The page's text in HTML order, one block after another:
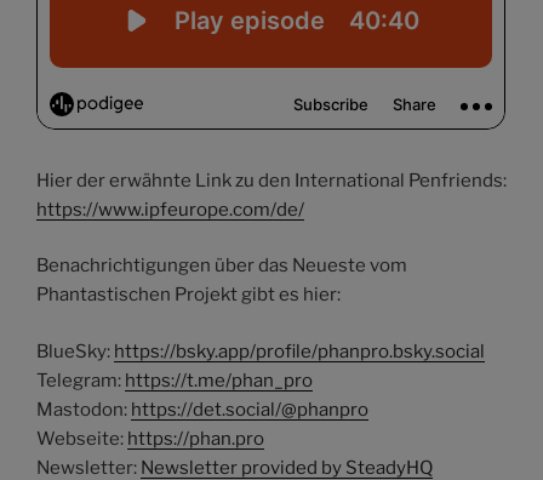
Hier der erwähnte Link zu den International Penfriends:
https://www.ipfeurope.com/de/
Benachrichtigungen über das Neueste vom
Phantastischen Projekt gibt es hier:
BlueSky: https://bsky.app/profile/phanpro.bsky.social
Telegram: https://t.me/phan_pro
Mastodon: https://det.social/@phanpro
Webseite: https://phan.pro
Newsletter: Newsletter provided by SteadyHQ